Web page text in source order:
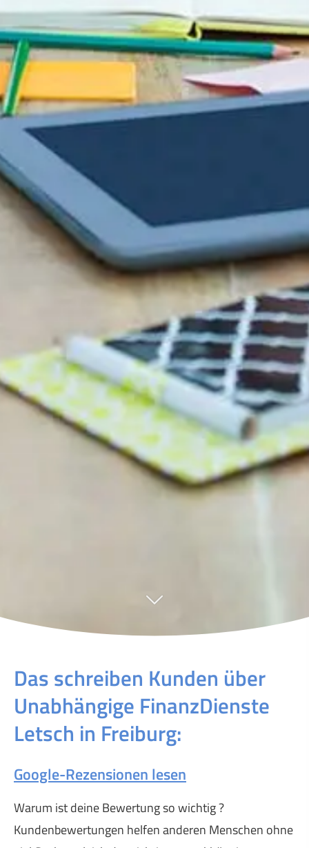
Das schreiben Kunden über
Unabhängige FinanzDienste
Letsch in Freiburg:
Google-Rezensionen lesen
Warum ist deine Bewertung so wichtig ?
Kundenbewertungen helfen anderen Menschen ohne